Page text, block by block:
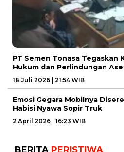
PT Semen Tonasa Tegaskan
Hukum dan Perlindungan
18 Juli 2026 | 21:54 WIB
Emosi Gegara Mobilnya
Habisi Nyawa Sopir Truk
2 April 2026 | 16:23 WIB
BERITA PERISTIWA